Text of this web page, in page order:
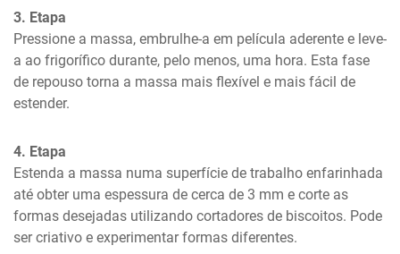
3. Etapa
Pressione a massa, embrulhe-a em película aderente e leve-
a ao frigorífico durante, pelo menos, uma hora. Esta fase
de repouso torna a massa mais flexível e mais fácil de
estender.
4. Etapa
Estenda a massa numa superfície de trabalho enfarinhada
até obter uma espessura de cerca de 3 mm e corte as
formas desejadas utilizando cortadores de biscoitos. Pode
ser criativo e experimentar formas diferentes.